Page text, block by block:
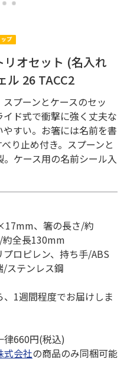
4 5
オセット (名入れ
ル 26 TACC2
プーンとケースのセッ
ド式で衝撃に強く丈夫な
すい。お箸には名前を書
り止め付き。スプーンと
ケース用の名前シール入
、箸の長さ/約
全長130mm
ロピレン、持ち手/ABS
/ステンレス鋼
1週間程度でお届けしま
660円(税込)
式会社の商品のみ同梱可能